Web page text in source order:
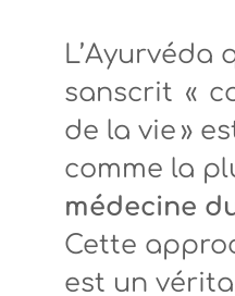
L’Ayurvéda
sanscrit «
de la vie »
comme la
médecine
Cette
est un